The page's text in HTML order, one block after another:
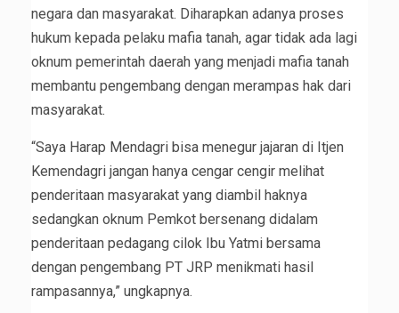
negara dan masyarakat. Diharapkan adanya proses
hukum kepada pelaku mafia tanah, agar tidak ada lagi
oknum pemerintah daerah yang menjadi mafia tanah
membantu pengembang dengan merampas hak dari
masyarakat.
“Saya Harap Mendagri bisa menegur jajaran di Itjen
Kemendagri jangan hanya cengar cengir melihat
penderitaan masyarakat yang diambil haknya
sedangkan oknum Pemkot bersenang didalam
penderitaan pedagang cilok Ibu Yatmi bersama
dengan pengembang PT JRP menikmati hasil
rampasannya,” ungkapnya.